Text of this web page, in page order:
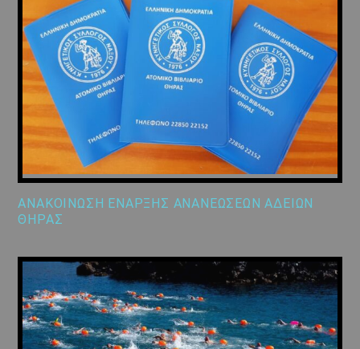
ΑΝΑΚΟΙΝΩΣΗ ΕΝΑΡΞΗΣ ΑΝΑΝΕΩΣΕΩΝ ΑΔΕΙΩΝ
ΘΗΡΑΣ